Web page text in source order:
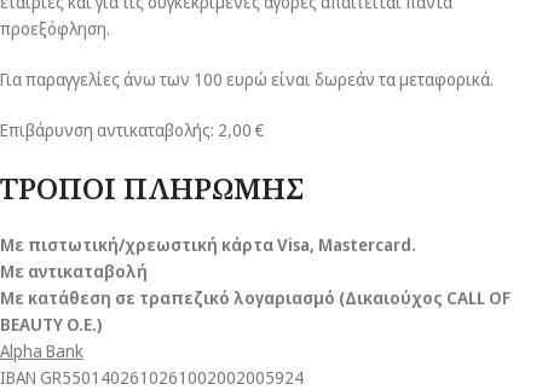
προεξόφληση.
Για παραγγελίες άνω των 100 ευρώ είναι δωρεάν τα μεταφορικά.
Επιβάρυνση αντικαταβολής: 2,00 €
ΤΡΟΠΟΙ ΠΛΗΡΩΜΗΣ
Με πιστωτική/χρεωστική κάρτα Visa, Mastercard.
Με αντικαταβολή
Με κατάθεση σε τραπεζικό λογαριασμό (Δικαιούχος CALL OF
BEAUTY O.E.)
Alpha Bank
ΙΒΑΝ GR5501402610261002002005924